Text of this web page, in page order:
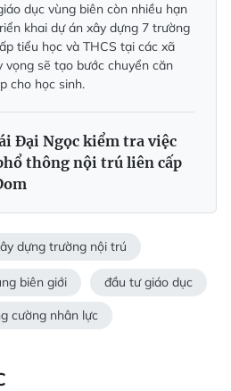
dục vùng biên còn nhiều hạn
khai dự án xây dựng 7 trường
tiểu học và THCS tại các xã
vọng sẽ tạo bước chuyển căn
cho học sinh.
Đại Ngọc kiểm tra việc
thông nội trú liên cấp
dựng trường nội trú
biên giới đầu tư giáo dục
cường nhân lực